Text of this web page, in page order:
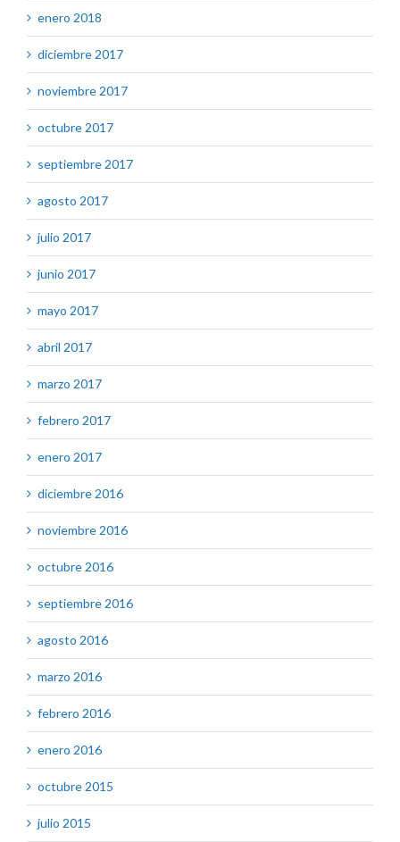
enero 2018
diciembre 2017
noviembre 2017
octubre 2017
septiembre 2017
agosto 2017
julio 2017
junio 2017
mayo 2017
abril 2017
marzo 2017
febrero 2017
enero 2017
diciembre 2016
noviembre 2016
octubre 2016
septiembre 2016
agosto 2016
marzo 2016
febrero 2016
enero 2016
octubre 2015
julio 2015